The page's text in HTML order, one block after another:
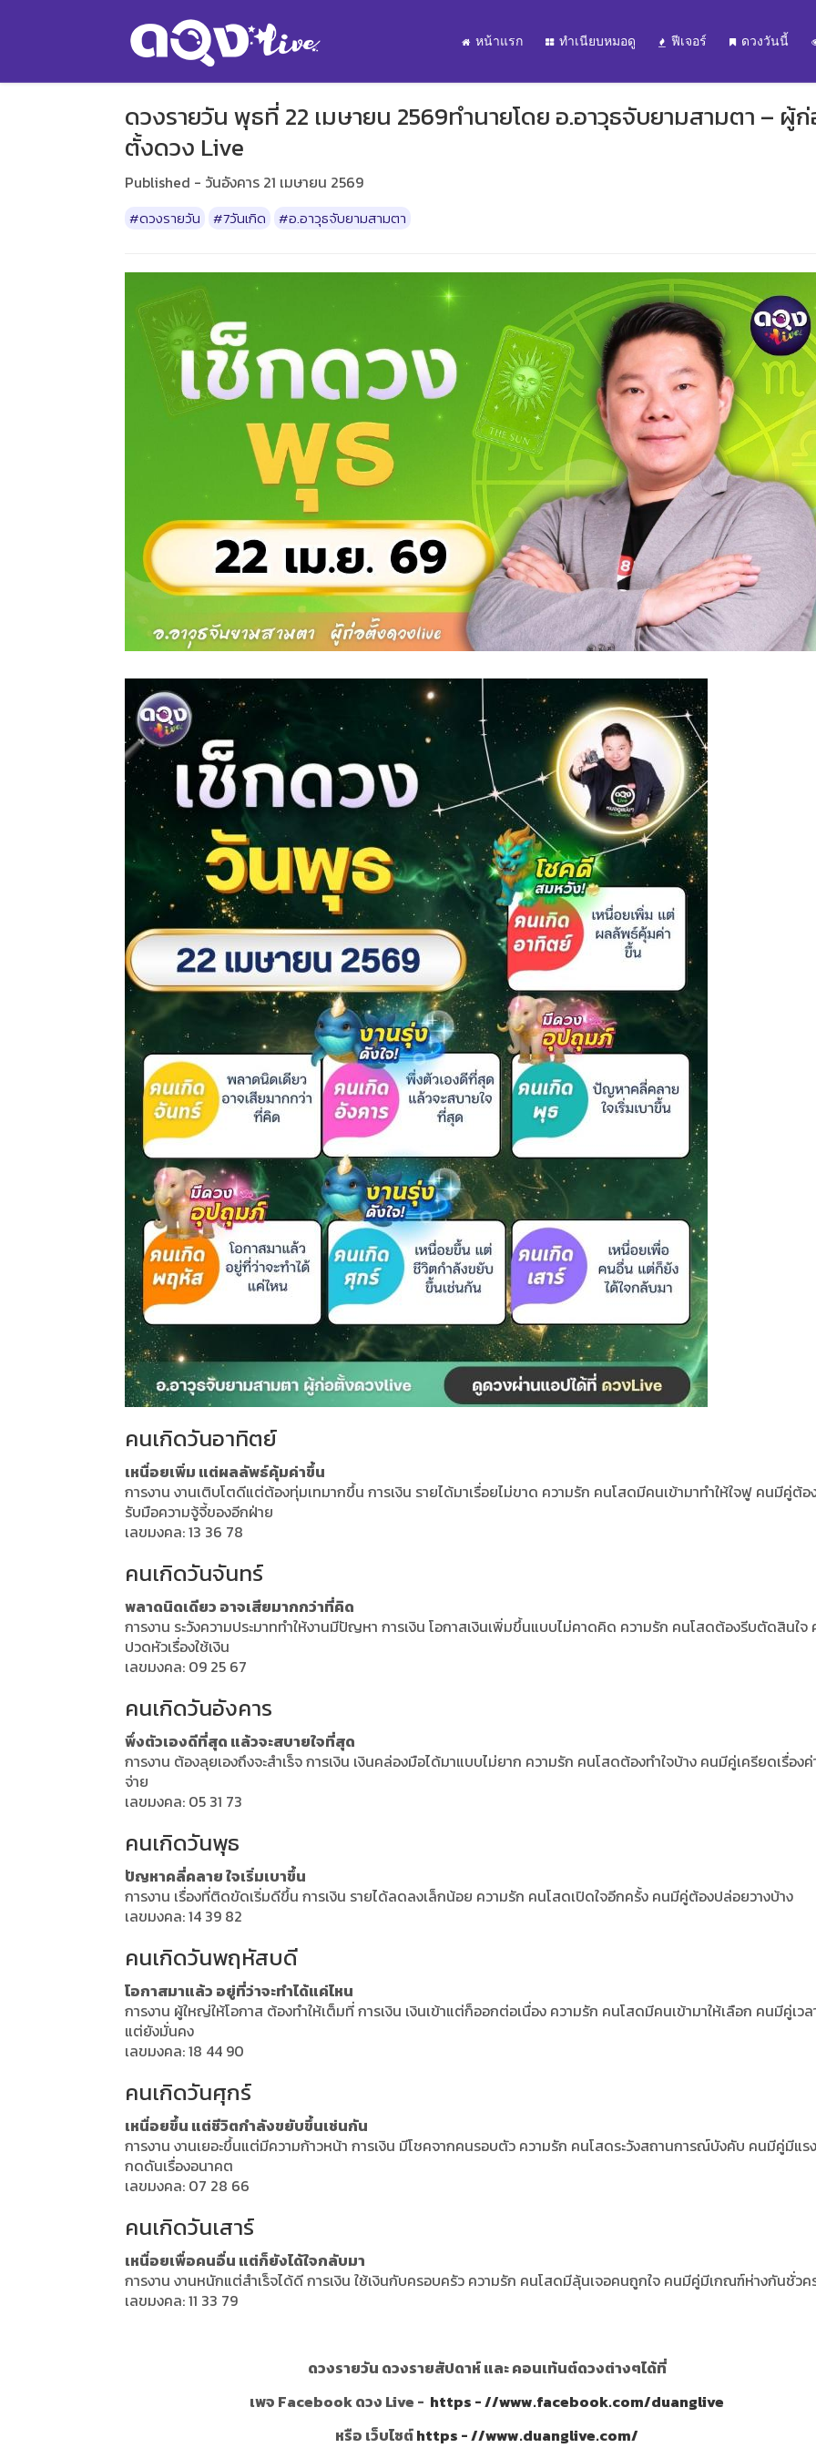
หน้าแรก ทำเนียบหมอดู ฟีเจอร์ ดวงวันนี้
ดวงรายวัน พุธที่ 22 เมษายน 2569ทำนายโดย อ.อาวุธจับยามสามตา – ผู้
ตั้งดวง Live
Published - วันอังคาร 21 เมษายน 2569
#ดวงรายวัน #7วันเกิด #อ.อาวุธจับยามสามตา
คนเกิดวันอาทิตย์
เหนื่อยเพิ่ม แต่ผลลัพธ์คุ้มค่าขึ้น
การงาน งานเติบโตดีแต่ต้องทุ่มเทมากขึ้น การเงิน รายได้มาเรื่อยไม่ขาด ความรัก คนโสดมีคนเข้ามาทำให้ใจฟู คนมีคู่ต้อ
รับมือความจู้จี้ของอีกฝ่าย
เลขมงคล: 13 36 78
คนเกิดวันจันทร์
พลาดนิดเดียว อาจเสียมากกว่าที่คิด
การงาน ระวังความประมาททำให้งานมีปัญหา การเงิน โอกาสเงินเพิ่มขึ้นแบบไม่คาดคิด ความรัก คนโสดต้องรีบตัดสินใจ
ปวดหัวเรื่องใช้เงิน
เลขมงคล: 09 25 67
คนเกิดวันอังคาร
พึ่งตัวเองดีที่สุด แล้วจะสบายใจที่สุด
การงาน ต้องลุยเองถึงจะสำเร็จ การเงิน เงินคล่องมือได้มาแบบไม่ยาก ความรัก คนโสดต้องทำใจบ้าง คนมีคู่เครียดเรื่องค่
จ่าย
เลขมงคล: 05 31 73
คนเกิดวันพุธ
ปัญหาคลี่คลาย ใจเริ่มเบาขึ้น
การงาน เรื่องที่ติดขัดเริ่มดีขึ้น การเงิน รายได้ลดลงเล็กน้อย ความรัก คนโสดเปิดใจอีกครั้ง คนมีคู่ต้องปล่อยวางบ้าง
เลขมงคล: 14 39 82
คนเกิดวันพฤหัสบดี
โอกาสมาแล้ว อยู่ที่ว่าจะทำได้แค่ไหน
การงาน ผู้ใหญ่ให้โอกาส ต้องทำให้เต็มที่ การเงิน เงินเข้าแต่ก็ออกต่อเนื่อง ความรัก คนโสดมีคนเข้ามาให้เลือก คนมีคู่เว
แต่ยังมั่นคง
เลขมงคล: 18 44 90
คนเกิดวันศุกร์
เหนื่อยขึ้น แต่ชีวิตกำลังขยับขึ้นเช่นกัน
การงาน งานเยอะขึ้นแต่มีความก้าวหน้า การเงิน มีโชคจากคนรอบตัว ความรัก คนโสดระวังสถานการณ์บังคับ คนมีคู่มีแรง
กดดันเรื่องอนาคต
เลขมงคล: 07 28 66
คนเกิดวันเสาร์
เหนื่อยเพื่อคนอื่น แต่ก็ยังได้ใจกลับมา
การงาน งานหนักแต่สำเร็จได้ดี การเงิน ใช้เงินกับครอบครัว ความรัก คนโสดมีลุ้นเจอคนถูกใจ คนมีคู่มีเกณฑ์ห่างกันชั่วค
เลขมงคล: 11 33 79
ดวงรายวัน ดวงรายสัปดาห์ และ คอนเท้นต์ดวงต่างๆได้ที่
เพจ Facebook ดวง Live - https - //www.facebook.com/duanglive
หรือ เว็บไซต์https - //www.duanglive.com/